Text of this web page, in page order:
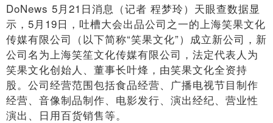
DoNews 5月21日消息（记者 程梦玲）天眼查数据显
示，5月19日，吐槽大会出品公司之一的上海笑果文化
传媒有限公司（以下简称“笑果文化”）成立新公司，新
公司名为上海笑笙文化传媒有限公司，法定代表人为
笑果文化创始人、董事长叶烽，由笑果文化全资持
股。公司经营范围包括食品经营、广播电视节目制作
经营、音像制品制作、电影发行、演出经纪、营业性
演出、日用百货销售等。